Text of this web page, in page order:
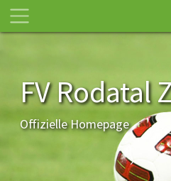
FV Rodatal
Offizielle Homepage